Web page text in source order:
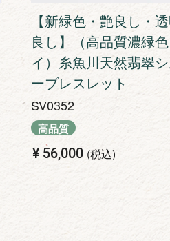
【新緑色・艶良し・
良し】（高品質濃緑
イ）糸魚川天然翡翠
ーブレスレット
SV0352
高品質
¥ 56,000 税込